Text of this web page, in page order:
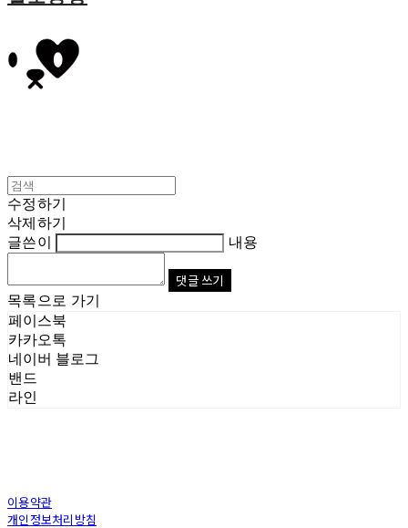
수정하기
삭제하기
글쓴이
내용
댓글 쓰기
목록으로 가기
페이스북
카카오톡
네이버 블로그
밴드
라인
이용약관
개인정보처리방침